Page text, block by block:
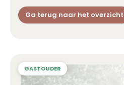
Ga terug naar het overzicht